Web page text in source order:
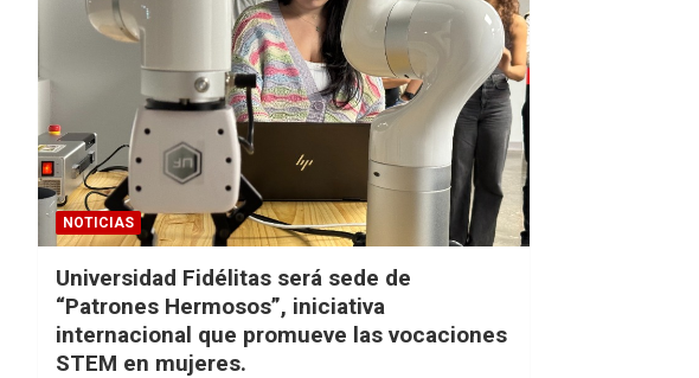
NOTICIAS
Universidad Fidélitas será sede de
“Patrones Hermosos”, iniciativa
internacional que promueve las vocaciones
STEM en mujeres.